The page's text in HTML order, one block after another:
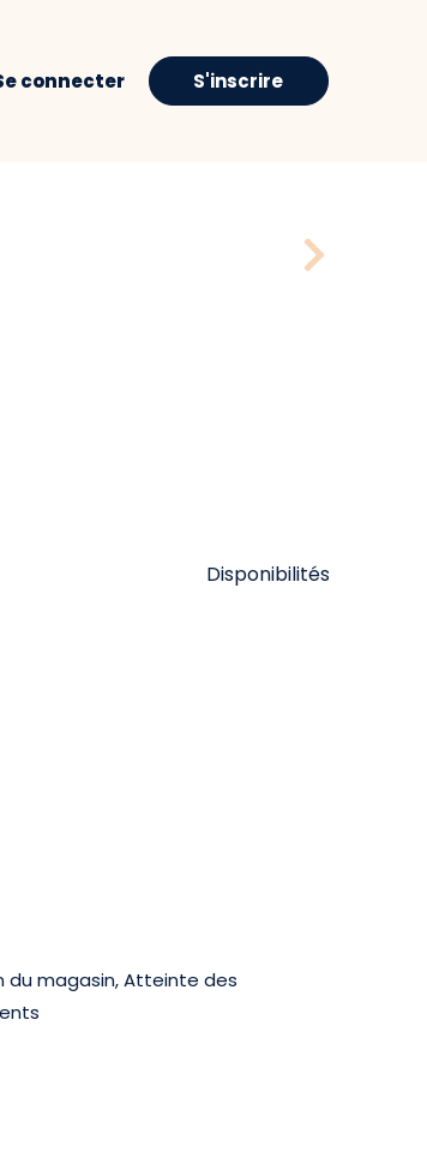
connecter S'inscrire
Disponibilités
du magasin, Atteinte des